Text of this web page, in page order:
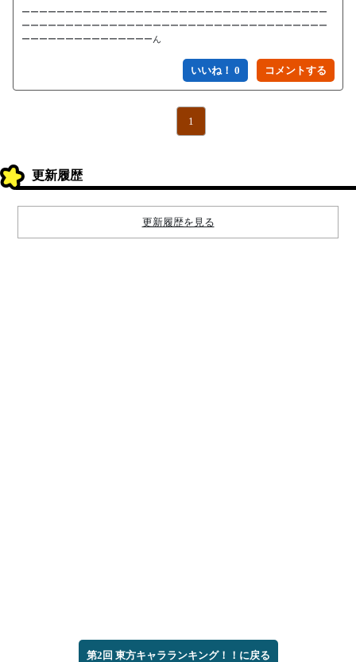
ーーーーーーーーーーーーーーーーーーーーーーーーーーーーーーーーーーー
ーーーーーーーーーーーーーーーーーーーーーーーーーーーーーーーーーーー
ーーーーーーーーーーーーーーーん
いいね！ 0
1
更新履歴
更新履歴を見る
第2回 東方キャラランキング！！に戻る